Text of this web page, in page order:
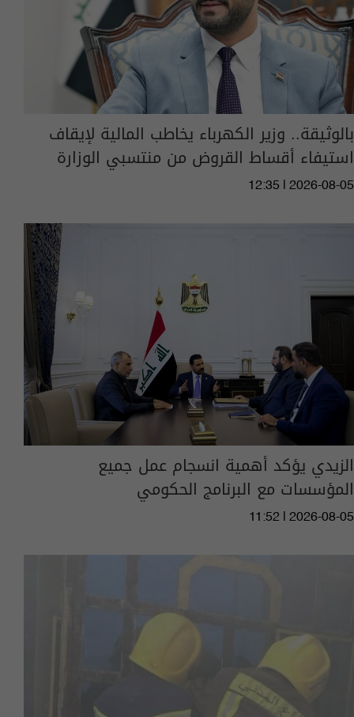
بالوثيقة.. وزير الكهرباء يخاطب المالية لإيقاف
استيفاء أقساط القروض من منتسبي الوزارة
12:35 | 2026-08-05
الزيدي يؤكد أهمية انسجام عمل جميع
المؤسسات مع البرنامج الحكومي
11:52 | 2026-08-05